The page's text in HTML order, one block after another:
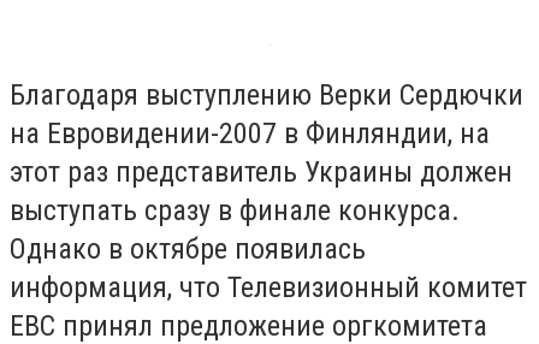
Благодаря выступлению Верки Сердючки
на Евровидении-2007 в Финляндии, на
этот раз представитель Украины должен
выступать сразу в финале конкурса.
Однако в октябре появилась
информация, что Телевизионный комитет
ЕВС принял предложение оргкомитета